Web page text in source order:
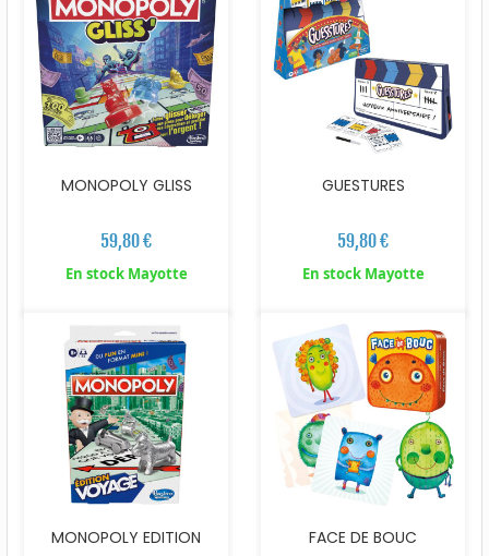
MONOPOLY GLISS
59,80 €
En stock Mayotte
GUESTURES
59,80 €
En stock Mayotte
MONOPOLY EDITION
FACE DE BOUC